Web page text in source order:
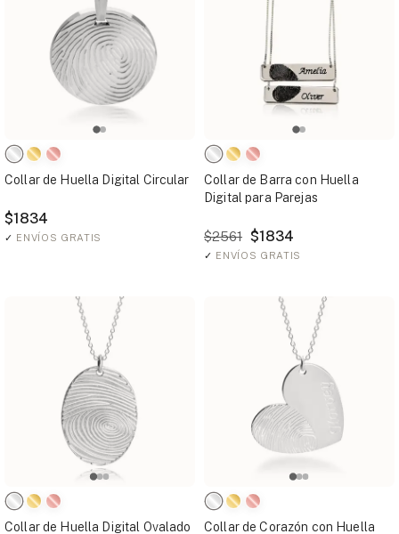
Collar de Huella Digital Circular
$1834
✓ ENVÍOS GRATIS
Collar de Barra con Huella
Digital para Parejas
$2561 $1834
✓ ENVÍOS GRATIS
Collar de Huella Digital Ovalado
Collar de Corazón con Huella